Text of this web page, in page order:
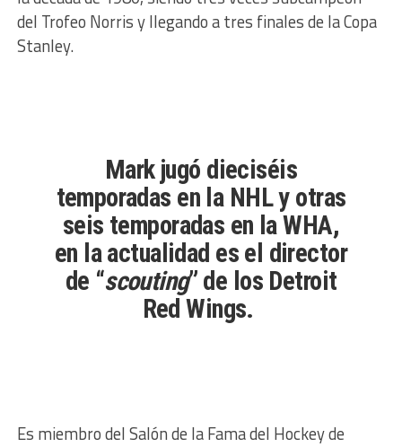
del Trofeo Norris y llegando a tres finales de la Copa
Stanley.
Mark jugó dieciséis
temporadas en la NHL y otras
seis temporadas en la WHA,
en la actualidad es el director
de “scouting” de los Detroit
Red Wings.
Es miembro del Salón de la Fama del Hockey de